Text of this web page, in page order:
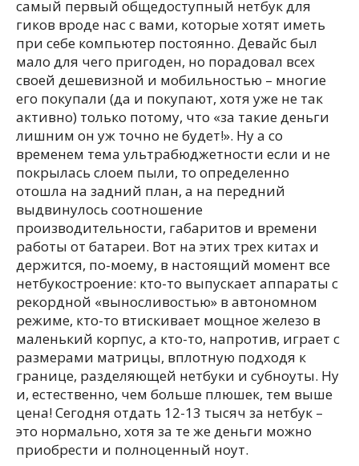
самый первый общедоступный нетбук для
гиков вроде нас с вами, которые хотят иметь
при себе компьютер постоянно. Девайс был
мало для чего пригоден, но порадовал всех
своей дешевизной и мобильностью – многие
его покупали (да и покупают, хотя уже не так
активно) только потому, что «за такие деньги
лишним он уж точно не будет!». Ну а со
временем тема ультрабюджетности если и не
покрылась слоем пыли, то определенно
отошла на задний план, а на передний
выдвинулось соотношение
производительности, габаритов и времени
работы от батареи. Вот на этих трех китах и
держится, по-моему, в настоящий момент все
нетбукостроение: кто-то выпускает аппараты с
рекордной «выносливостью» в автономном
режиме, кто-то втискивает мощное железо в
маленький корпус, а кто-то, напротив, играет с
размерами матрицы, вплотную подходя к
границе, разделяющей нетбуки и субноуты. Ну
и, естественно, чем больше плюшек, тем выше
цена! Сегодня отдать 12-13 тысяч за нетбук –
это нормально, хотя за те же деньги можно
приобрести и полноценный ноут.